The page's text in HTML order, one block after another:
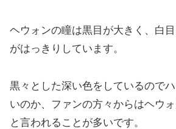
ヘウォンの瞳は黒目が大きく、白
がはっきりしています。
黒々とした深い色をしているので
いのか、ファンの方々からはヘウ
と言われることが多いです。